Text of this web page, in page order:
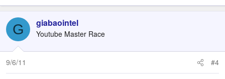
G giabaointel
Youtube Master Race
9/6/11 #4